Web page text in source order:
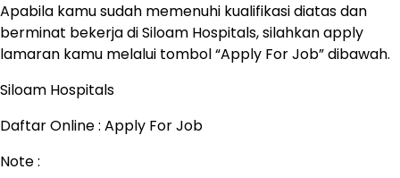
Apabila kamu sudah memenuhi kualifikasi diatas dan
berminat bekerja di Siloam Hospitals, silahkan apply
lamaran kamu melalui tombol “Apply For Job” dibawah.
Siloam Hospitals
Daftar Online : Apply For Job
Note :